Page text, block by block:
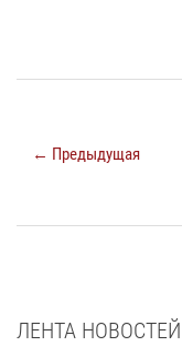
← Предыдущая
ЛЕНТА НОВОСТЕЙ